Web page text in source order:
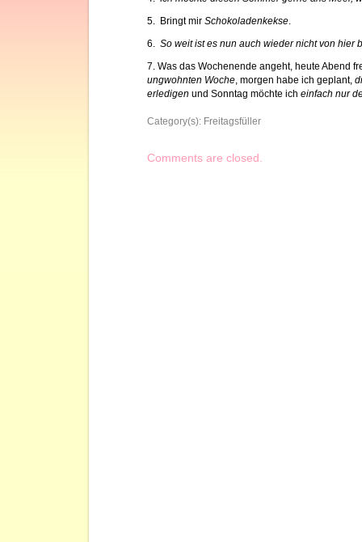
5. Bringt mir Schokoladenkekse.
6. So weit ist es nun auch wieder nicht von hier
7. Was das Wochenende angeht, heute Abend
ungwohnten Woche , morgen habe ich geplant,
erledigen und Sonntag möchte ich einfach nur
Category(s): Freitagsfüller
Comments are closed.